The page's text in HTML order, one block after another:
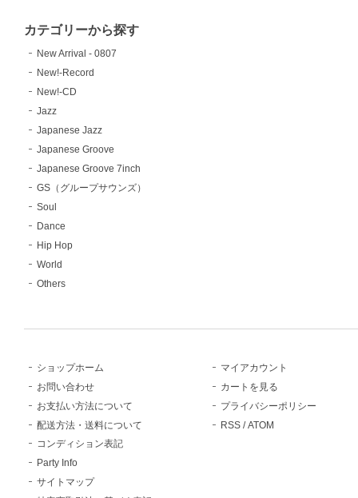
カテゴリーから探す
New Arrival - 0807
New!-Record
New!-CD
Jazz
Japanese Jazz
Japanese Groove
Japanese Groove 7inch
GS（グループサウンズ）
Soul
Dance
Hip Hop
World
Others
ショップホーム
お問い合わせ
お支払い方法について
配送方法・送料について
コンディション表記
Party Info
サイトマップ
マイアカウント
カートを見る
プライバシーポリシー
RSS /ATOM